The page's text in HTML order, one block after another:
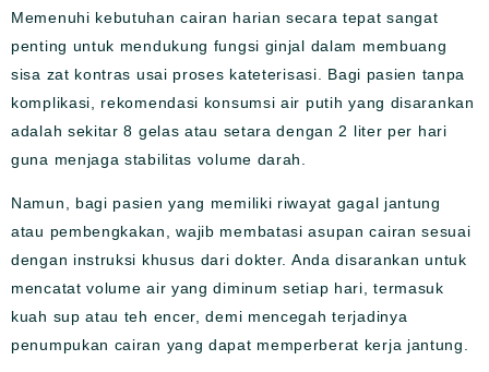
Memenuhi kebutuhan cairan harian secara tepat sangat
penting untuk mendukung fungsi ginjal dalam membuang
sisa zat kontras usai proses kateterisasi. Bagi pasien tanpa
komplikasi, rekomendasi konsumsi air putih yang disarankan
adalah sekitar 8 gelas atau setara dengan 2 liter per hari
guna menjaga stabilitas volume darah.
Namun, bagi pasien yang memiliki riwayat gagal jantung
atau pembengkakan, wajib membatasi asupan cairan sesuai
dengan instruksi khusus dari dokter. Anda disarankan untuk
mencatat volume air yang diminum setiap hari, termasuk
kuah sup atau teh encer, demi mencegah terjadinya
penumpukan cairan yang dapat memperberat kerja jantung.